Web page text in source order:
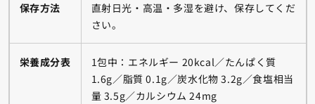
保存方法
直射日光・高温・多湿を避け、保存してくだ
さい。
栄養成分表
1包中：エネルギー 20kcal／たんぱく質
1.6g／脂質 0.1g／炭水化物 3.2g／食塩相当
量 3.5g／カルシウム 24mg